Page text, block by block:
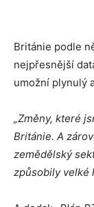
Británie podle
nejpřesnější
umožní plynulý
„Změny, které
Británie. A
zemědělský
způsobily velké